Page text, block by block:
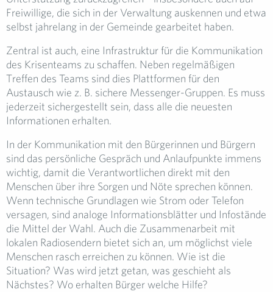
Freiwillige, die sich in der Verwaltung auskennen und etwa
selbst jahrelang in der Gemeinde gearbeitet haben.
Zentral ist auch, eine Infrastruktur für die Kommunikation
des Krisenteams zu schaffen. Neben regelmäßigen
Treffen des Teams sind dies Plattformen für den
Austausch wie z. B. sichere Messenger-Gruppen. Es muss
jederzeit sichergestellt sein, dass alle die neuesten
Informationen erhalten.
In der Kommunikation mit den Bürgerinnen und Bürgern
sind das persönliche Gespräch und Anlaufpunkte immens
wichtig, damit die Verantwortlichen direkt mit den
Menschen über ihre Sorgen und Nöte sprechen können.
Wenn technische Grundlagen wie Strom oder Telefon
versagen, sind analoge Informationsblätter und Infostände
die Mittel der Wahl. Auch die Zusammenarbeit mit
lokalen Radiosendern bietet sich an, um möglichst viele
Menschen rasch erreichen zu können. Wie ist die
Situation? Was wird jetzt getan, was geschieht als
Nächstes? Wo erhalten Bürger welche Hilfe?